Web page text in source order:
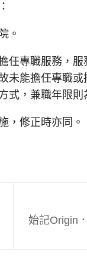
。
專職服務，服
能擔任專職
式，兼職年限則
，修正時亦同。
始記Origin